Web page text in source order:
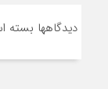
دیدگاهها بسته